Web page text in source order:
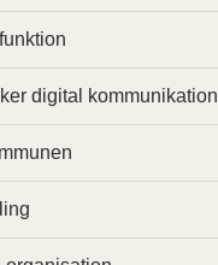
digital kommunikation